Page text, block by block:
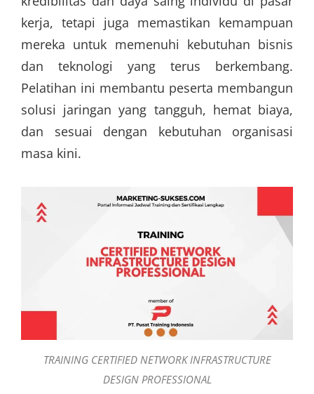
kerja, tetapi juga memastikan kemampuan
mereka untuk memenuhi kebutuhan bisnis
dan teknologi yang terus berkembang.
Pelatihan ini membantu peserta membangun
solusi jaringan yang tangguh, hemat biaya,
dan sesuai dengan kebutuhan organisasi
masa kini.
TRAINING CERTIFIED NETWORK INFRASTRUCTURE
DESIGN PROFESSIONAL